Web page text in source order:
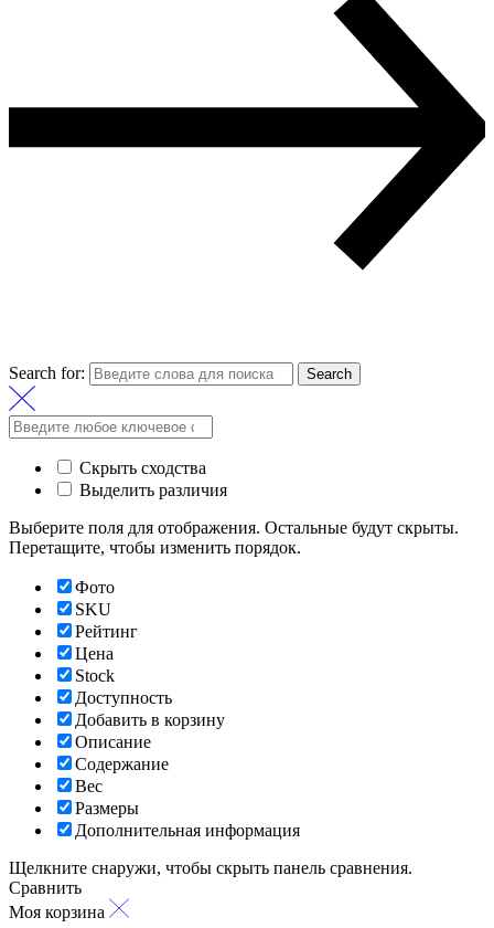
Search for: Search
Скрыть сходства
Выделить различия
Выберите поля для отображения. Остальные будут скрыты.
Перетащите, чтобы изменить порядок.
Фото
SKU
Рейтинг
Цена
Stock
Доступность
Добавить в корзину
Описание
Содержание
Вес
Размеры
Дополнительная информация
Щелкните снаружи, чтобы скрыть панель сравнения.
Сравнить
Моя корзина